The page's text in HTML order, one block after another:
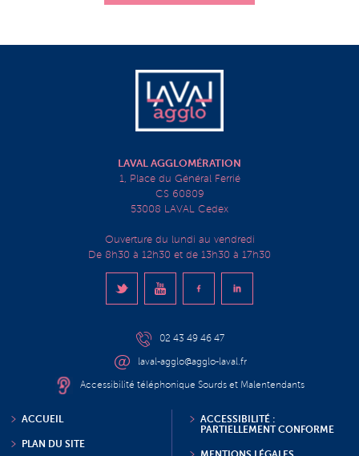
LAVAL AGGLOMÉRATION
1, Place du Général Ferrié
CS 60809
53008 LAVAL Cedex
Ouverture du lundi au vendredi
De 8h30 à 12h30 et de 13h30 à 17h30
02 43 49 46 47
laval-agglo@agglo-laval.fr
Accessibilité téléphonique Sourds et Malentendants
ACCUEIL
PLAN DU SITE
ACCESSIBILITÉ :
PARTIELLEMENT CONFORME